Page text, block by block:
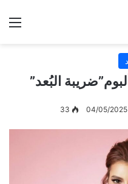
البُعد”
04/05/2025
33